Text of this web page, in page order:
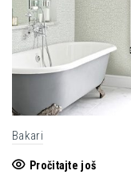
biti
na
Bakari
Pročitajte još